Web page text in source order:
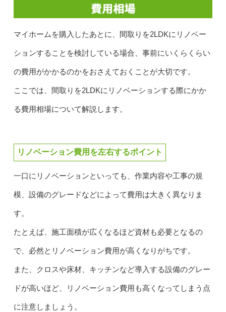
マイホームを購入したあとに、間取りを2LDKにリノベー
ションすることを検討している場合、事前にいくらくらい
の費用がかかるのかをおさえておくことが大切です。
ここでは、間取りを2LDKにリノベーションする際にかか
る費用相場について解説します。
リノベーション費用を左右するポイント
一口にリノベーションといっても、作業内容や工事の規
模、設備のグレードなどによって費用は大きく異なりま
す。
たとえば、施工面積が広くなるほど資材も必要となるの
で、必然とリノベーション費用が高くなりがちです。
また、クロスや床材、キッチンなど導入する設備のグレー
ドが高いほど、リノベーション費用も高くなってしまう点
に注意しましょう。